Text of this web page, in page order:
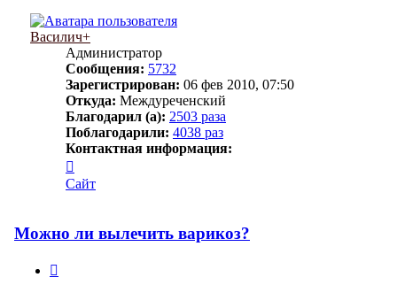
Василич+
Администратор
Сообщения: 5732
Зарегистрирован: 06 фев 2010, 07:50
Откуда: Междуреченский
Благодарил (а): 2503 раза
Поблагодарили: 4038 раз
Контактная информация:
информация
пользователя
Сайт
Можно ли вылечить варикоз?